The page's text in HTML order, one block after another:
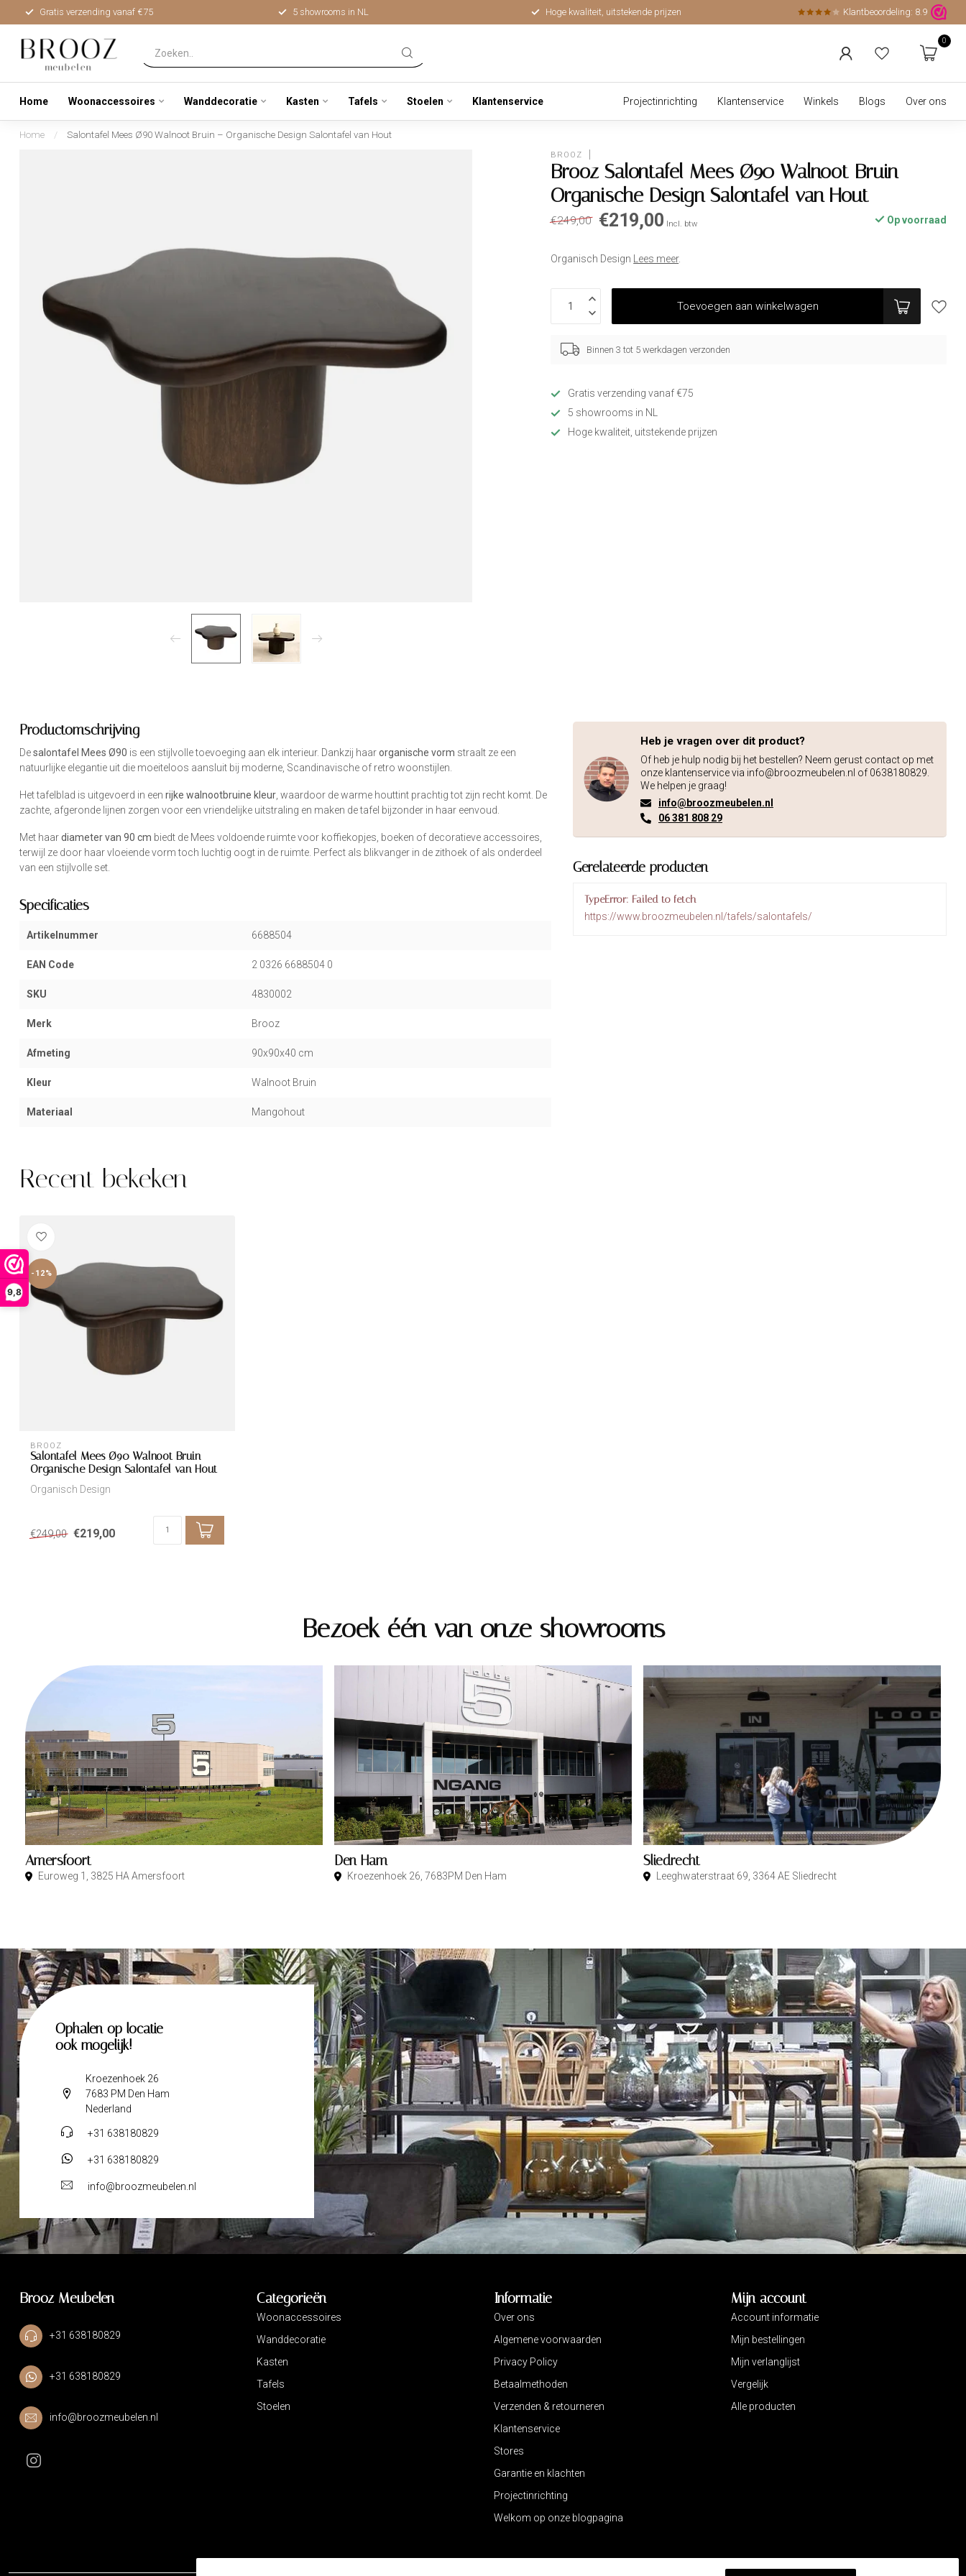
9,8
Gratis verzending vanaf €75 5 showrooms in NL Hoge kwaliteit, uitstekende prijzen Klantbeoordeling: 8.9
0
Home Woonaccessoires Wanddecoratie Kasten Tafels Stoelen Klantenservice Projectinrichting Klantenservice Winkels Blogs Over ons
Home / Salontafel Mees Ø90 Walnoot Bruin – Organische Design Salontafel van Hout
BROOZ
Brooz Salontafel Mees Ø90 Walnoot Bruin –
Organische Design Salontafel van Hout
€249,00 €219,00 Incl. btw Op voorraad
Organisch Design Lees meer.
Toevoegen aan winkelwagen
Binnen 3 tot 5 werkdagen verzonden
Gratis verzending vanaf €75
5 showrooms in NL
Hoge kwaliteit, uitstekende prijzen
Productomschrijving
Desalontafel Mees Ø90 is een stijlvolle toevoeging aan elk interieur. Dankzij haarorganische vorm straalt ze een
natuurlijke elegantie uit die moeiteloos aansluit bij moderne, Scandinavische of retro woonstijlen.
Het tafelblad is uitgevoerd in een rijke walnootbruine kleur , waardoor de warme houttint prachtig tot zijn recht komt. De
zachte, afgeronde lijnen zorgen voor een vriendelijke uitstraling en maken de tafel bijzonder in haar eenvoud.
Met haardiameter van 90 cm biedt de Mees voldoende ruimte voor koffiekopjes, boeken of decoratieve accessoires,
terwijl ze door haar vloeiende vorm toch luchtig oogt in de ruimte. Perfect als blikvanger in de zithoek of als onderdeel
van een stijlvolle set.
Specificaties
Artikelnummer 6688504
EAN Code 2 0326 6688504 0
SKU 4830002
Merk Brooz
Afmeting 90x90x40 cm
Kleur Walnoot Bruin
Materiaal Mangohout
Heb je vragen over dit product?
Of heb je hulp nodig bij het bestellen? Neem gerust contact op met
onze klantenservice via info@broozmeubelen.nl of 0638180829.
We helpen je graag!
info@broozmeubelen.nl
06 381 808 29
Gerelateerde producten
TypeError: Failed to fetch
https://www.broozmeubelen.nl/tafels/salontafels/
Recent bekeken
-12%
BROOZ
Salontafel Mees Ø90 Walnoot Bruin –
Organische Design Salontafel van Hout
Organisch Design
€249,00 €219,00
Bezoek één van onze showrooms
Amersfoort
Euroweg 1, 3825 HA Amersfoort
Den Ham
Kroezenhoek 26, 7683PM Den Ham
Sliedrecht
Leeghwaterstraat 69, 3364 AE Sliedrecht
Ophalen op locatie
ook mogelijk!
Kroezenhoek 26
7683 PM Den Ham
Nederland
+31 638180829
+31 638180829
info@broozmeubelen.nl
Brooz Meubelen
+31 638180829
+31 638180829
info@broozmeubelen.nl
Categorieën
Woonaccessoires
Wanddecoratie
Kasten
Tafels
Stoelen
Informatie
Over ons
Algemene voorwaarden
Privacy Policy
Betaalmethoden
Verzenden & retourneren
Klantenservice
Stores
Garantie en klachten
Projectinrichting
Welkom op onze blogpagina
Mijn account
Account informatie
Mijn bestellingen
Mijn verlanglijst
Vergelijk
Alle producten